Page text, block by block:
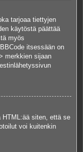
tarjoaa tiettyjen
käytöstä päättää
myös
itsessään on
merkkien sijaan
HTML:ää siten, että se
voi kuitenkin